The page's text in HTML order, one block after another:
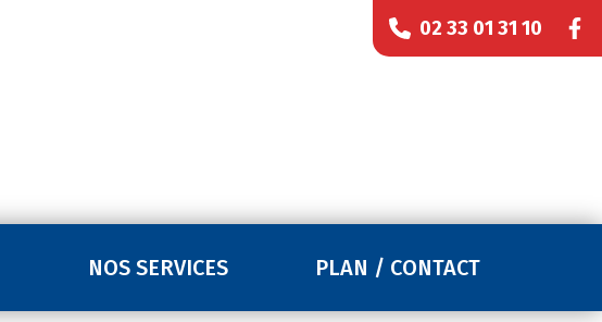
02 33 01 31 10
NOS SERVICES PLAN / CONTACT